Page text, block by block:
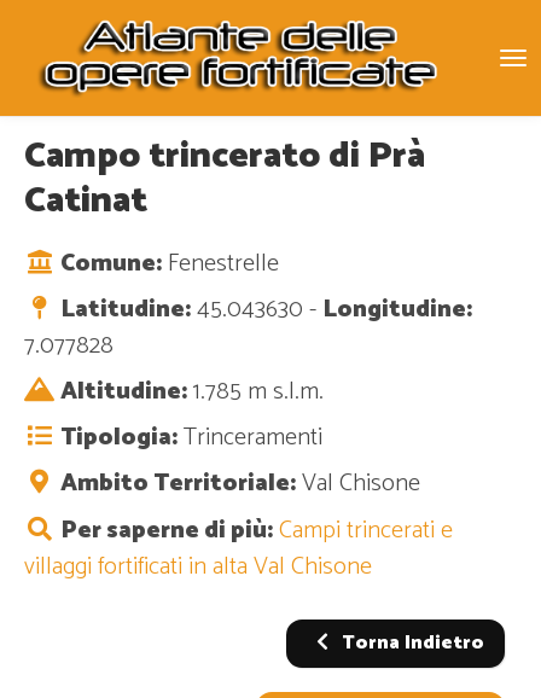
Campo trincerato di Prà
Catinat
Comune:Fenestrelle
Latitudine:45.043630 - Longitudine:
7.077828
Altitudine:1.785 m s.l.m.
Tipologia:Trinceramenti
Ambito Territoriale:Val Chisone
Per saperne di più:Campi trincerati e
villaggi fortificati in alta Val Chisone
Torna Indietro